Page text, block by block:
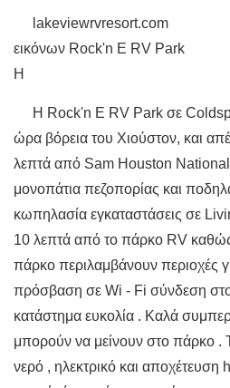
lakeviewrvresort.com
εικόνων Rock'n E RV Park
Η
Η Rock'n E RV Park σε
ώρα βόρεια του Χιούστον, και
λεπτά από Sam Houston National
μονοπάτια πεζοπορίας και
κωπηλασία εγκαταστάσεις σε
10 λεπτά από το πάρκο RV
πάρκο περιλαμβάνουν περιοχές
πρόσβαση σε Wi - Fi σύνδεση
κατάστημα ευκολία . Καλά
μπορούν να μείνουν στο πάρκο .
νερό , ηλεκτρικό και αποχέτευση